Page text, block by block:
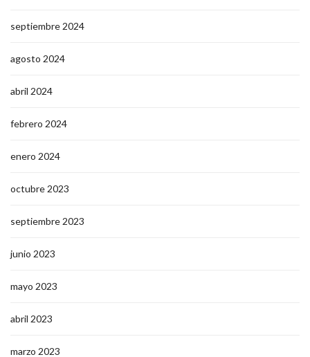
septiembre 2024
agosto 2024
abril 2024
febrero 2024
enero 2024
octubre 2023
septiembre 2023
junio 2023
mayo 2023
abril 2023
marzo 2023